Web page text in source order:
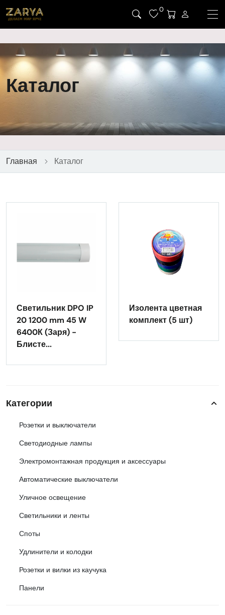
0
Каталог
Главная Каталог
Светильник DPO IP
20 1200 mm 45 W
6400К (Заря) -
Блисте...
Изолента цветная
комплект (5 шт)
Категории
Розетки и выключатели
Светодиодные лампы
Электромонтажная продукция и аксессуары
Автоматические выключатели
Уличное освещение
Светильники и ленты
Споты
Удлинители и колодки
Розетки и вилки из каучука
Панели